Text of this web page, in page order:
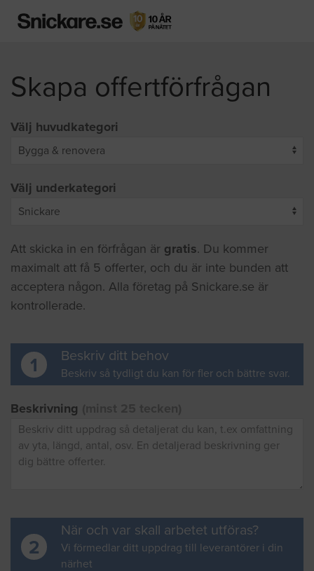
Skapa offertförfrågan
Välj huvudkategori
Välj underkategori
Att skicka in en förfrågan är gratis. Du kommer
maximalt att få 5 offerter, och du är inte bunden att
acceptera någon. Alla företag på Snickare.se är
kontrollerade.
1 Beskriv ditt behov
Beskriv så tydligt du kan för fler och bättre svar.
Beskrivning
2
När och var skall arbetet utföras?
Vi förmedlar ditt uppdrag till leverantörer i din
närhet